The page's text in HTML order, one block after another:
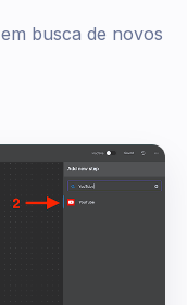
em busca de novos